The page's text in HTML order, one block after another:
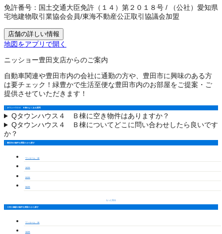
免許番号： 国土交通大臣免許（１４）第２０１８号 /
（公社）愛知県
宅地建物取引業協会会員/東海不動産公正取引協議会加盟
店舗の詳しい情報
地図をアプリで開く
ニッショー豊田支店からのご案内
自動車関連や豊田市内の会社に通勤の方や、豊田市に興味のある方
は要チェック！緑豊かで生活至便な豊田市内のお部屋をご提案・ご
提供させていただきます！
タウンハウス４ Ｂ棟のよくある質問
Qタウンハウス４ Ｂ棟に空き物件はありますか？
Qタウンハウス４ Ｂ棟についてどこに問い合わせしたら良いです
か？
豊田市の物件を間取りから探す
ワンルーム・1K
1LDK
2LDK
3LDK
もっと見る
三河八橋駅の物件を間取りから探す
ワンルーム・1K
1LDK